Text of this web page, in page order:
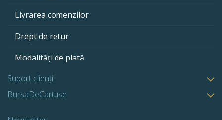
Livrarea comenzilor
Drept de retur
Modalități de plată
Suport clienți
BursaDeCartuse